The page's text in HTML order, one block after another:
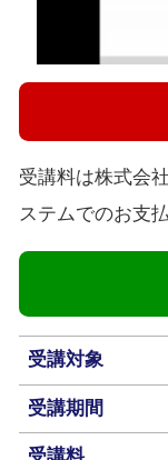
受講料は株式会
ステムでのお支
受講対象
受講期間